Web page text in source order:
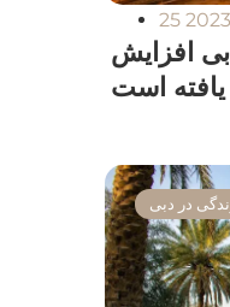
افزایش
یافته است
در دبی